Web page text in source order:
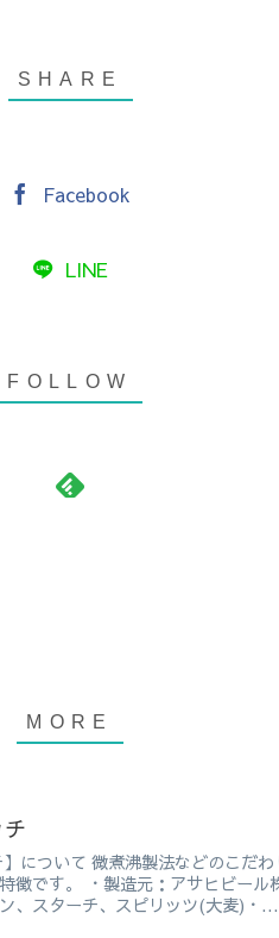
Facebook
LINE
】について 微煮沸製法などのこだ
徴です。 ・製造元：アサヒビール
、スターチ、スピリッツ(大麦)・...